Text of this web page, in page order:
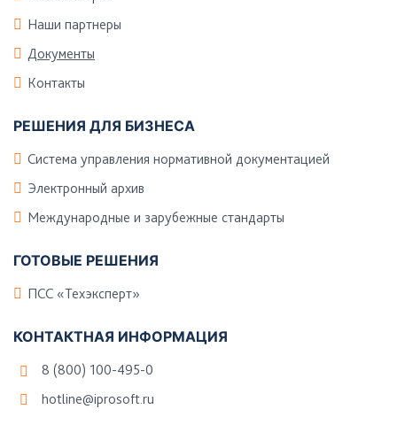
Наши партнеры
Документы
Контакты
РЕШЕНИЯ ДЛЯ БИЗНЕСА
Система управления нормативной документацией
Электронный архив
Международные и зарубежные стандарты
ГОТОВЫЕ РЕШЕНИЯ
ПСС «Техэксперт»
КОНТАКТНАЯ ИНФОРМАЦИЯ
8 (800) 100-495-0
hotline@iprosoft.ru